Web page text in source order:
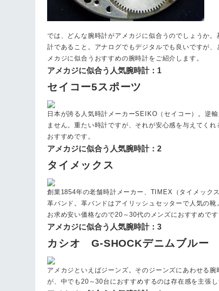
では、どんな腕時計がアメカジに似合うのでしょうか
計であること。アナログでもデジタルでも良いですが
メカジに似合うおすすめの腕時計をご紹介します。
アメカジに似合う人気腕時計：1
セイコー5スポーツ
日本が誇る人気時計メーカーSEIKO（セイコー）。逆
ません。重たい時計ですが、それが安心感を与えてく
おすすめです。
アメカジに似合う人気腕時計：2
タイメックス
創業1854年の老舗時計メーカー、TIMEX（タイメック
革バンド。革バンドはアイリッシュセッターで人気の
お求め安い価格なので20～30代のメンズにおすすめです
アメカジに似合う人気腕時計：3
カシオ G-SHOCKデニムブルー
アメカジといえばジーンズ。そのジーンズにあわせる
が、中でも20～30台におすすめするのは存在感を主張